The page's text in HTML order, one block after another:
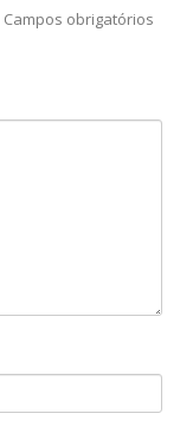
Campos obrigatórios